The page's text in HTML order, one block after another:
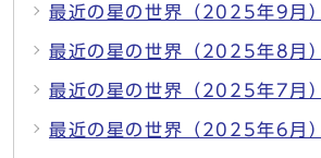
最近の星の世界（2025年9月）
最近の星の世界（2025年8月）
最近の星の世界（2025年7月）
最近の星の世界（2025年6月）